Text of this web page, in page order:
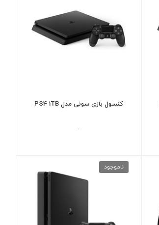
کنسول بازی سونی مدل PS4 1TB
-
ناموجود